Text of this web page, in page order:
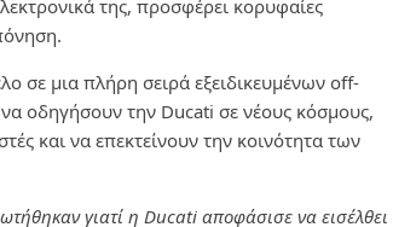
της, προσφέρει κορυφαίες
σε μια πλήρη σειρά εξειδικευμένων off-
οδηγήσουν την Ducati σε νέους κόσμους,
και να επεκτείνουν την κοινότητα των
γιατί η Ducati αποφάσισε να εισέλθει